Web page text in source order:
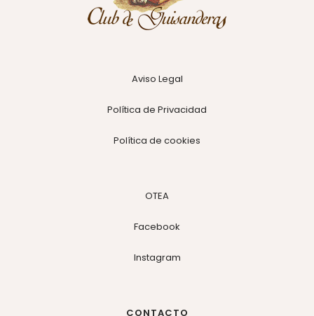
Aviso Legal
Política de Privacidad
Política de cookies
OTEA
Facebook
Instagram
CONTACTO